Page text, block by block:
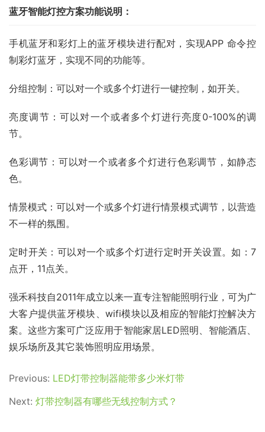
蓝牙智能灯控方案功能说明：
手机蓝牙和彩灯上的蓝牙模块进行配对，实现APP 命令控
制彩灯蓝牙，实现不同的功能等。
分组控制：可以对一个或多个灯进行一键控制，如开关。
亮度调节：可以对一个或者多个灯进行亮度0-100%的调
节。
色彩调节：可以对一个或者多个灯进行色彩调节，如静态
色。
情景模式：可以对一个或多个灯进行情景模式调节，以营造
不一样的氛围。
定时开关：可以对一个或多个灯进行定时开关设置。如：7
点开，11点关。
强禾科技自2011年成立以来一直专注智能照明行业，可为广
大客户提供蓝牙模块、wifi模块以及相应的智能灯控解决方
案。这些方案可广泛应用于智能家居LED照明、智能酒店、
娱乐场所及其它装饰照明应用场景。
Previous: LED灯带控制器能带多少米灯带
Next: 灯带控制器有哪些无线控制方式？